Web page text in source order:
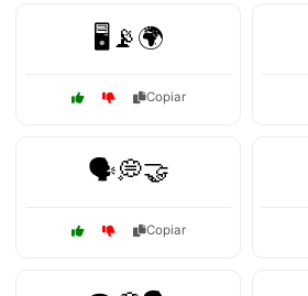
🖥️📡🌍
Copiar
🗣️💭🤝
Copiar